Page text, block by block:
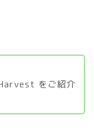
をご紹介